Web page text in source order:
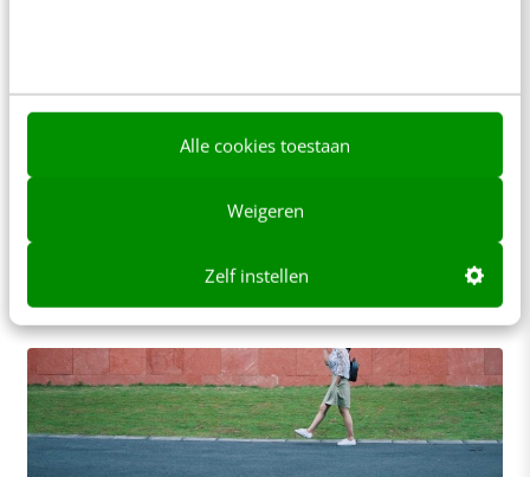
Alle cookies toestaan
Weigeren
Zelf instellen
Het startpunt van organisatieverandering:
De meeste verandervraagstukken van nu zijn
tussen normen en waarden. Als je deze dynamiek
Stephan Ummelen· 7 jaar geleden